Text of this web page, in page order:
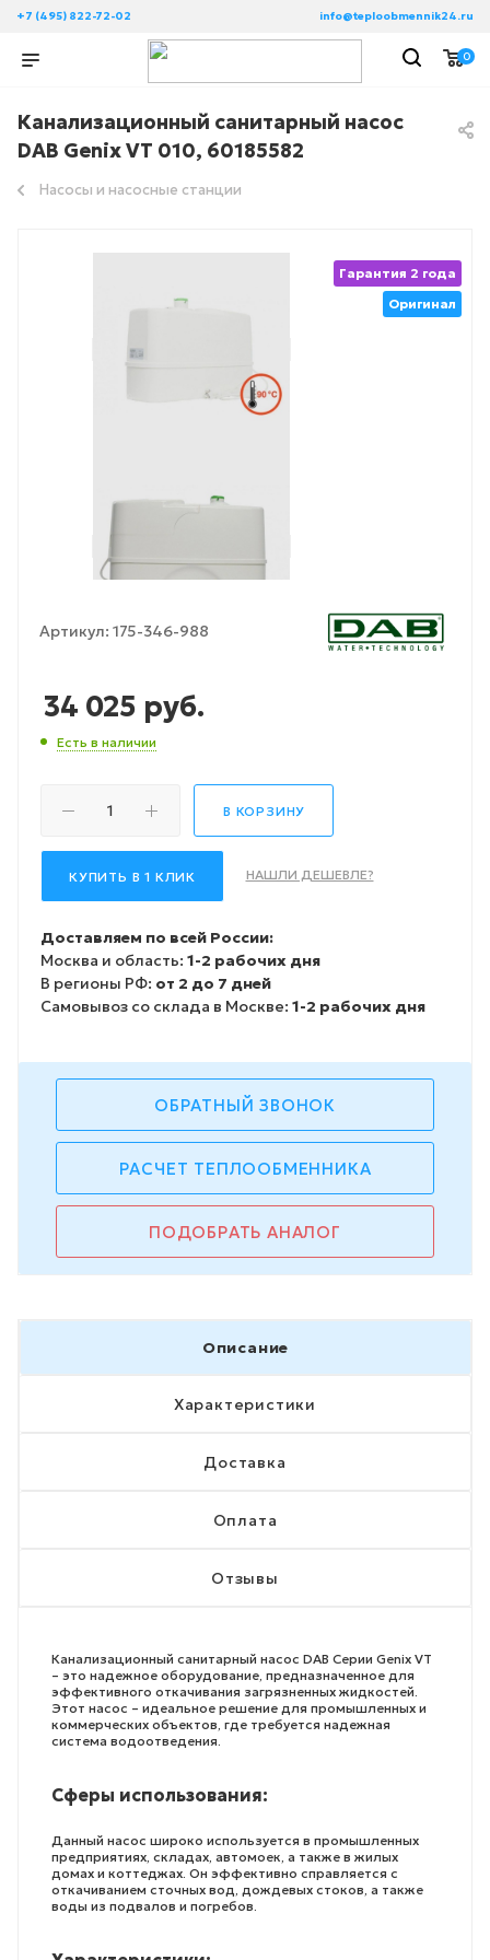
+7 (495) 822-72-02 info@teploobmennik24.ru
0
Канализационный санитарный насос
DAB Genix VT 010, 60185582
Насосы и насосные станции
Гарантия 2 года
Оригинал
Артикул: 175-346-988
34 025 руб.
Есть в наличии
В КОРЗИНУ
КУПИТЬ В 1 КЛИК НАШЛИ ДЕШЕВЛЕ?
Доставляем по всей России:
Москва и область: 1-2 рабочих дня
В регионы РФ: от 2 до 7 дней
Самовывоз со склада в Москве: 1-2 рабочих дня
ОБРАТНЫЙ ЗВОНОК
РАСЧЕТ ТЕПЛООБМЕННИКА
ПОДОБРАТЬ АНАЛОГ
Описание
Характеристики
Доставка
Оплата
Отзывы
Канализационный санитарный насос DAB Серии Genix VT
– это надежное оборудование, предназначенное для
эффективного откачивания загрязненных жидкостей.
Этот насос – идеальное решение для промышленных и
коммерческих объектов, где требуется надежная
система водоотведения.
Сферы использования:
Данный насос широко используется в промышленных
предприятиях, складах, автомоек, а также в жилых
домах и коттеджах. Он эффективно справляется с
откачиванием сточных вод, дождевых стоков, а также
воды из подвалов и погребов.